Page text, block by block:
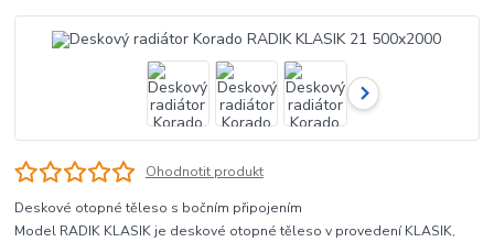
Ohodnotit produkt
Deskové otopné těleso s bočním připojením
Model RADIK KLASIK je deskové otopné těleso v provedení KLASIK,